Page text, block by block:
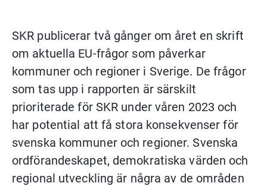
SKR publicerar två gånger om året en skrift
om aktuella EU-frågor som påverkar
kommuner och regioner i Sverige. De frågor
som tas upp i rapporten är särskilt
prioriterade för SKR under våren 2023 och
har potential att få stora konsekvenser för
svenska kommuner och regioner. Svenska
ordförandeskapet, demokratiska värden och
regional utveckling är några av de områden